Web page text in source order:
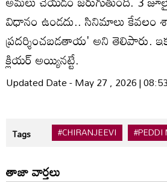
విధానం ఉండదు.. సినిమాలు కేవలం
ప్రదర్శించబడతాయ' అని తెలిపారు.
క్లియర్ అయ్యినట్టే.
Updated Date - May 27 , 2026 |
Tags #CHIRANJEEVI #PEDDI
తాజా వార్తలు